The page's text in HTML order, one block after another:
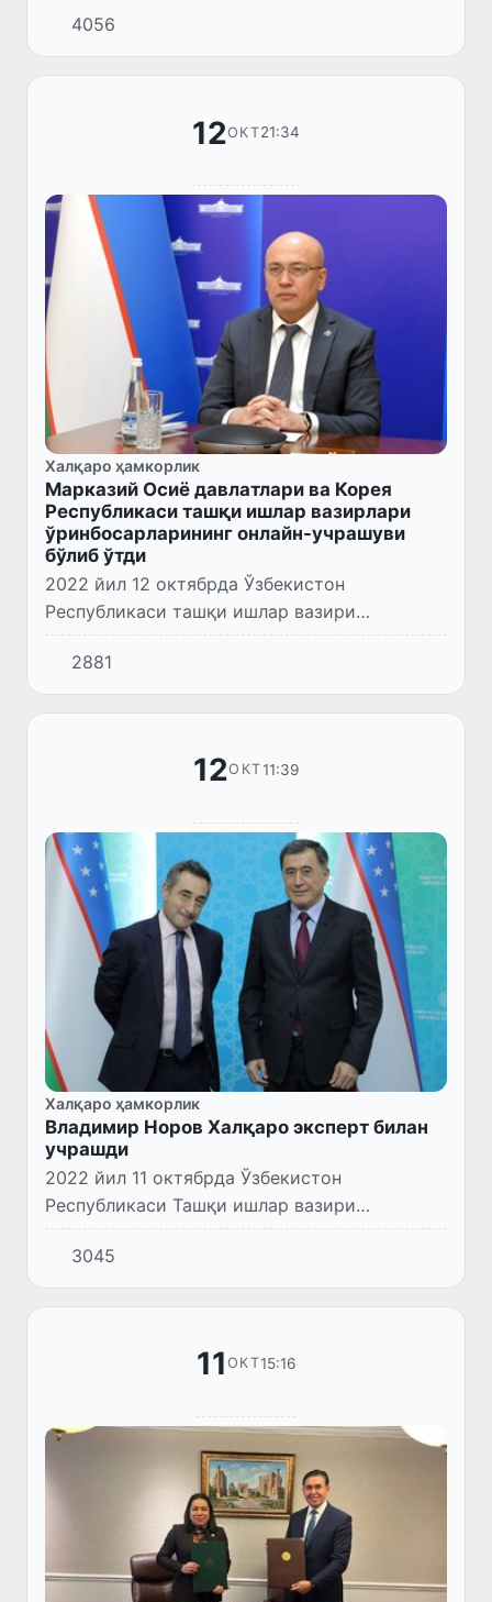
ишлар вазирлари Кенгашининг навбатдаги
йиғилиши бўлиб ўтди.
4056
12ОКТ21:34
Халқаро ҳамкорлик
Марказий Осиё давлатлари ва Корея
Республикаси ташқи ишлар вазирлари
ўринбосарларининг онлайн-учрашуви
бўлиб ўтди
2022 йил 12 октябрда Ўзбекистон
Республикаси ташқи ишлар вазири
ўринбосари Фурқат Сидиқов Марказий Осиё
давлатлари ва Корея Республикаси ташқи
ишлар вазирлари ўринбосарларининг онл...
2881
12ОКТ11:39
Халқаро ҳамкорлик
Владимир Норов Халқаро эксперт билан
учрашди
2022 йил 11 октябрда Ўзбекистон
Республикаси Ташқи ишлар вазири
Владимир Норов Ўзбекистон Республикаси
Президенти маслаҳатчиси Сума Чакрабарти
Лойҳа офиси таркибидаги алоқалар бўйи...
3045
11 ОКТ15:16